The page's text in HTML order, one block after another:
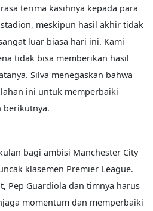
terima kasihnya kepada para
meskipun hasil akhir tidak
luar biasa hari ini. Kami
tidak bisa memberikan hasil
Silva menegaskan bahwa
ini untuk memperbaiki
berikutnya.
bagi ambisi Manchester City
klasemen Premier League.
Pep Guardiola dan timnya harus
momentum dan memperbaiki